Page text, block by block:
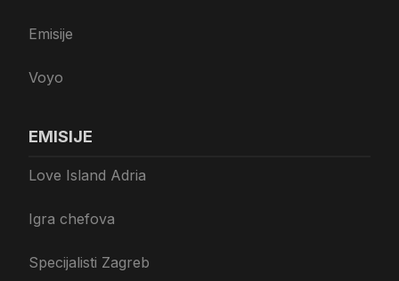
Emisije
Voyo
EMISIJE
Love Island Adria
Igra chefova
Specijalisti Zagreb